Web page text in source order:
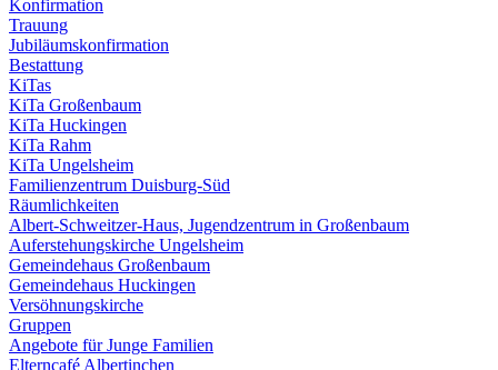
Konfirmation
Trauung
Jubiläumskonfirmation
Bestattung
KiTas
KiTa Großenbaum
KiTa Huckingen
KiTa Rahm
KiTa Ungelsheim
Familienzentrum Duisburg-Süd
Räumlichkeiten
Albert-Schweitzer-Haus, Jugendzentrum in Großenbaum
Auferstehungskirche Ungelsheim
Gemeindehaus Großenbaum
Gemeindehaus Huckingen
Versöhnungskirche
Gruppen
Angebote für Junge Familien
Elterncafé Albertinchen